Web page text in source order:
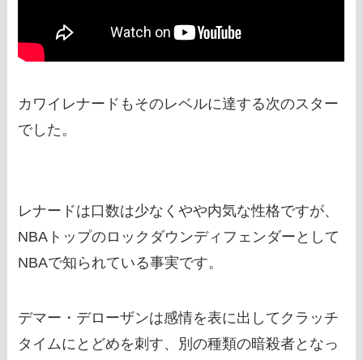
カワイレナードもそのレベルに達する次のスター
でした。
レナードは口数は少なくやや内気な性格ですが、
NBAトップのロックダウンディフェンダーとして
NBAで知られている事実です。
デマー・デローザンは感情を表に出してクラッチ
タイムにとどめを刺す、別の種類の暗殺者となっ